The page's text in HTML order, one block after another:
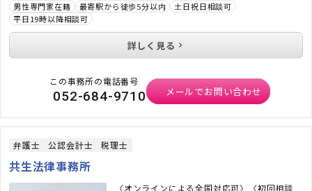
男性専門家在籍 最寄駅から徒歩5分以内
土日祝日相談可
平日19時以降相談可
詳しく見る
この事務所の電話番号
052-684-9710 メールでお問い合わせ
弁護士 公認会計士 税理士
共生法律事務所
〈オンラインによる全国対応可〉〈初回相談